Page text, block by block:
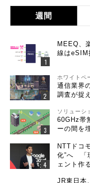
週間
MEEQ、
線はeSIM
ホワイトペ
通信業界
調査が捉
ソリューシ
60GHz帯
ーの間を
NTTドコ
化”へ 「
ェント作
JR東日本